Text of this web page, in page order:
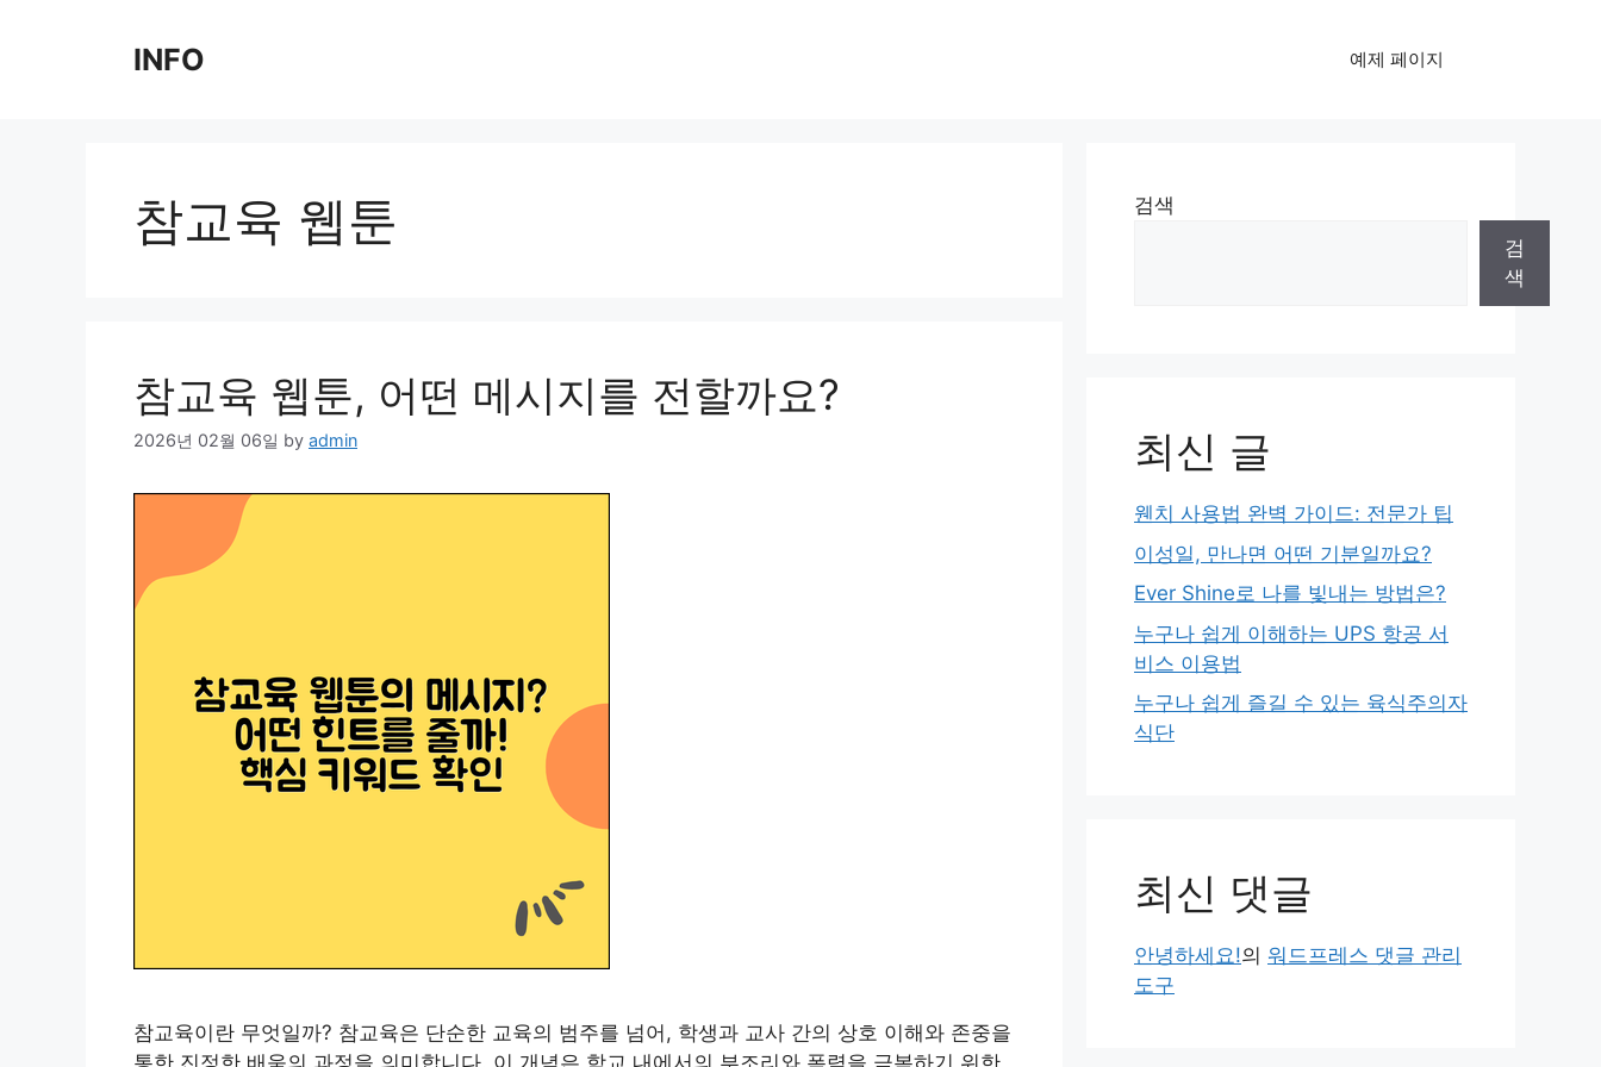
INFO 예제 페이지
참교육 웹툰
참교육 웹툰, 어떤 메시지를 전할까요?
2026년 02월 06일 by admin
참교육이란 무엇일까? 참교육은 단순한 교육의 범주를 넘어, 학생과 교사 간의 상호 이해와 존중을
검색
검
색
최신 글
웬치 사용법 완벽 가이드: 전문가 팁
이성일, 만나면 어떤 기분일까요?
Ever Shine로 나를 빛내는 방법은?
누구나 쉽게 이해하는 UPS 항공 서
비스 이용법
누구나 쉽게 즐길 수 있는 육식주의자
식단
최신 댓글
안녕하세요!의 워드프레스 댓글 관리
도구